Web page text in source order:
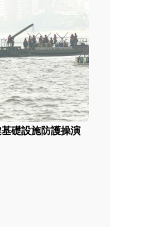
礎設施防護操演